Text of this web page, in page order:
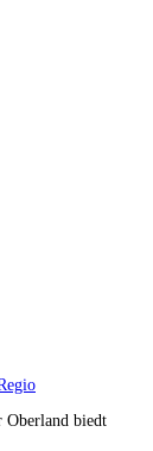
Oberland biedt